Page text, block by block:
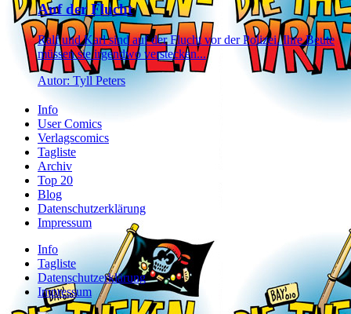
Auf der Flucht
Ralf und Karl sind auf der Flucht vor der Polizei. Ihre Beute
müssen sie irgendwo verstecken...
Autor: Tyll Peters
Info
User Comics
Verlagscomics
Tagliste
Archiv
Top 20
Blog
Datenschutzerklärung
Impressum
Info
Tagliste
Datenschutzerklärung
Impressum